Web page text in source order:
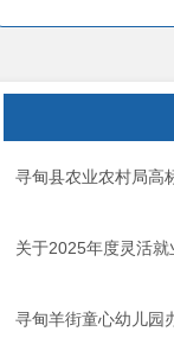
寻甸县农业农村局高
关于2025年度灵活
寻甸羊街童心幼儿园